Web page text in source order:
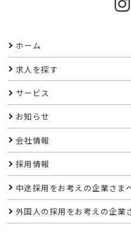
ホーム
求人を探す
サービス
お知らせ
会社情報
採用情報
中途採用をお考えの企業さま
外国人の採用をお考えの企業